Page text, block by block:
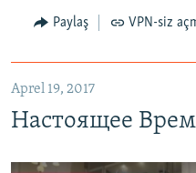
Paylaş VPN-siz
Aprel 19, 2017
Настоящее